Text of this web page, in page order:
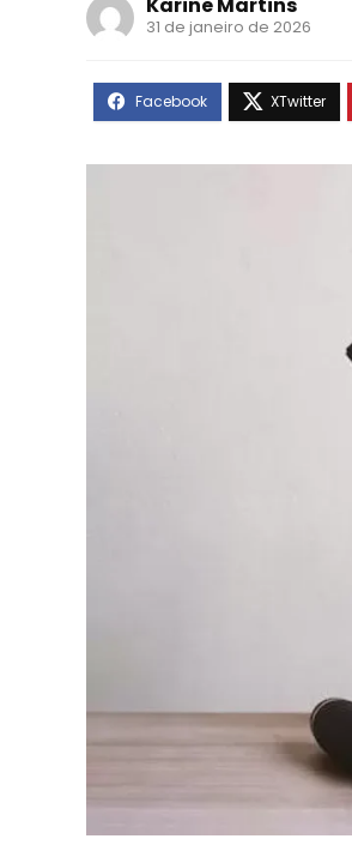
Karine Martins
31 de janeiro de 2026